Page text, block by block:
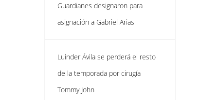
Guardianes designaron para
asignación a Gabriel Arias
Luinder Ávila se perderá el resto
de la temporada por cirugía
Tommy John